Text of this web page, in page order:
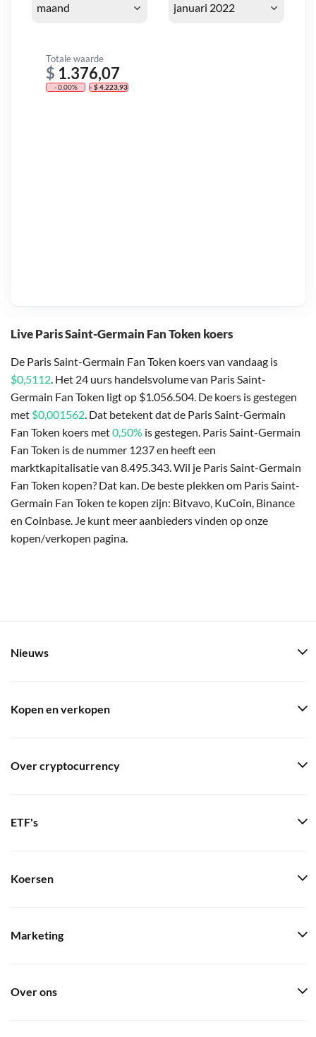
Live Paris Saint-Germain Fan Token koers
De Paris Saint-Germain Fan Token koers van vandaag is
$0,5112. Het 24 uurs handelsvolume van Paris Saint-
Germain Fan Token ligt op $1.056.504. De koers is gestegen
met $0,001562. Dat betekent dat de Paris Saint-Germain
Fan Token koers met0,50% is gestegen. Paris Saint-Germain
Fan Token is de nummer 1237 en heeft een
marktkapitalisatie van 8.495.343. Wil je Paris Saint-Germain
Fan Token kopen? Dat kan. De beste plekken om Paris Saint-
Germain Fan Token te kopen zijn: Bitvavo, KuCoin, Binance
en Coinbase. Je kunt meer aanbieders vinden op onze
kopen/verkopen pagina.
Totale waarde
$ 1.376,07
- 0,00% - $ 4.223,93
Nieuws
Kopen en verkopen
Over cryptocurrency
ETF's
Koersen
Marketing
Over ons